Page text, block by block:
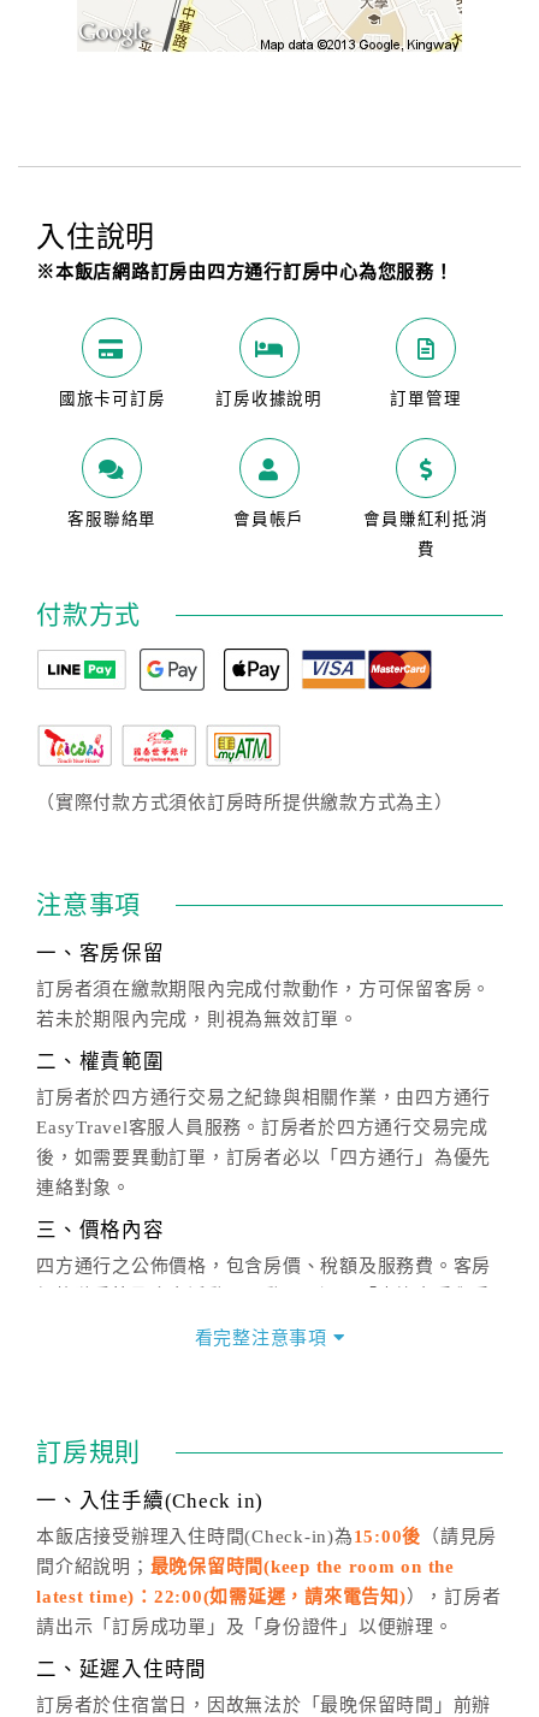
入住說明
※本飯店網路訂房由四方通行訂房中心為您服務！
國旅卡可訂房 訂房收據說明 訂單管理
客服聯絡單 會員帳戶
會員賺紅利抵消
費
付款方式
（實際付款方式須依訂房時所提供繳款方式為主）
注意事項
一、客房保留
訂房者須在繳款期限內完成付款動作，方可保留客房。
若未於期限內完成，則視為無效訂單。
二、權責範圍
訂房者於四方通行交易之紀錄與相關作業，由四方通行
EasyTravel客服人員服務。訂房者於四方通行交易完成
後，如需要異動訂單，訂房者必以「四方通行」為優先
連絡對象。
三、價格內容
四方通行之公佈價格，包含房價、稅額及服務費。客房
價」之當日價格為標準。
話方式異動訂單。
※非客服時間之申辦異動，皆為次日計算及辦理。
五、客服時間
週一至週日，上午9:00～晚上6:00
六、聯絡方式
(07)9682715 。
看完整注意事項
訂房規則
一、入住手續(Check in)
本飯店接受辦理入住時間(Check-in)為15:00後 （請見房
間介紹說明； 最晚保留時間(keep the room on the
latest time)：22:00(如需延遲，請來電告知)），訂房者
請出示「訂房成功單」及「身份證件」以便辦理。
二、延遲入住時間
訂房者於住宿當日，因故無法於「最晚保留時間」前辦